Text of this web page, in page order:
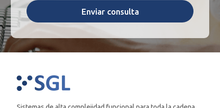
*
Enviar consulta